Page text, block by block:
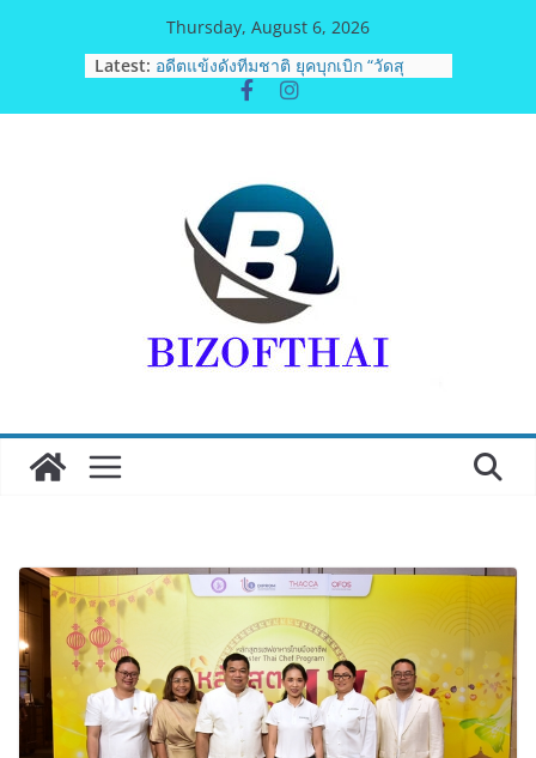
Thursday, August 6, 2026
Latest: BEDO เดินหน้าจัดกิจกรรมเจรจาธุรกิจ
“BIO TRADE CONNECT 2026”ยกระดับ
ผลิตภัณฑ์ท้องถิ่นสู่ตลาดเชิงพาณิชย์
ทธิฯ”รวมพลงาน “สิงห์สะพานปลา” คืน
ถิ่น 8 ส.ค.นี้
สตาร์ทวันนี้ Franchise Expo Thailand
& TESE 2026 วันที่ 6-9 ส.ค.69 ฮอลล์ 6-
8 เมืองทองธานีพบทัพธุรกิจ&แฟรนไชส์
ซัพพลายเออร์สินค้า เติมรายได้ช่วย
เศรษฐกิจไทย ลดใหญ่กว่า 250 บูธ คาด
เงินสะพัด 220 ลบ.
ฟุตซอลไทย เสมอ เวียดนาม 3-3 ลุ้นคว้า